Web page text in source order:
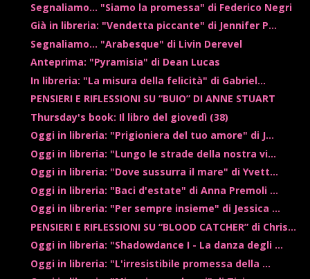
Segnaliamo... "Siamo la promessa" di Federico Negri
Già in libreria: "Vendetta piccante" di Jennifer P...
Segnaliamo... "Arabesque" di Livin Derevel
Anteprima: "Pyramisia" di Dean Lucas
In libreria: "La misura della felicità" di Gabriel...
PENSIERI E RIFLESSIONI SU “BUIO” DI ANNE STUART
Thursday's book: Il libro del giovedì (38)
Oggi in libreria: "Prigioniera del tuo amore" di J...
Oggi in libreria: "Lungo le strade della nostra vi...
Oggi in libreria: "Dove sussurra il mare" di Yvett...
Oggi in libreria: "Baci d'estate" di Anna Premoli ...
Oggi in libreria: "Per sempre insieme" di Jessica ...
PENSIERI E RIFLESSIONI SU “BLOOD CATCHER” di Chris...
Oggi in libreria: "Shadowdance I - La danza degli ...
Oggi in libreria: "L'irresistibile promessa della ...